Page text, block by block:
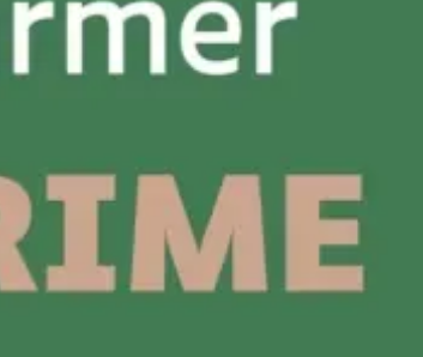
Le Crime de l’Indian Pacific
28€